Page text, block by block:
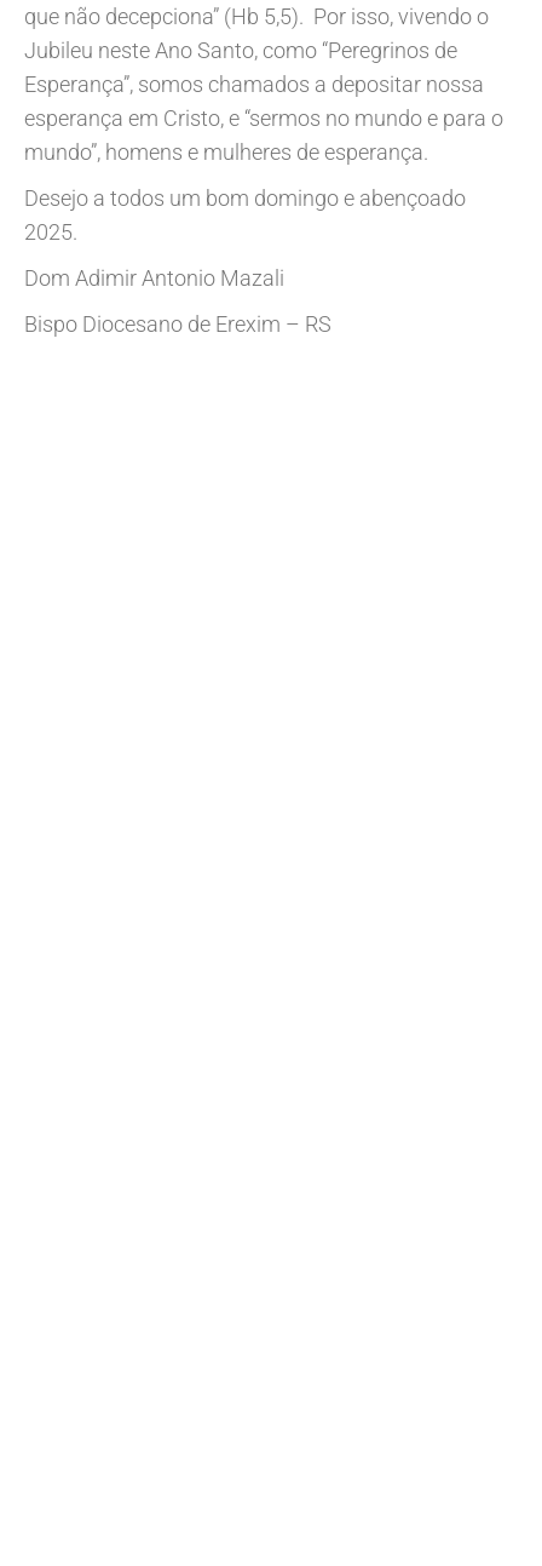
que não decepciona” (Hb 5,5). Por isso, vivendo o
Jubileu neste Ano Santo, como “Peregrinos de
Esperança”, somos chamados a depositar nossa
esperança em Cristo, e “sermos no mundo e para o
mundo”, homens e mulheres de esperança.
Desejo a todos um bom domingo e abençoado
2025.
Dom Adimir Antonio Mazali
Bispo Diocesano de Erexim – RS